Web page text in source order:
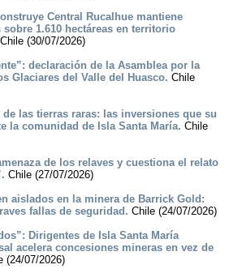
Central Rucalhue mantiene
1.610 hectáreas en territorio
Chile (30/07/2026)
declaración de la Asamblea por la
Glaciares del Valle del Huasco. Chile
de las tierras raras: las inversiones que su
la comunidad de Isla Santa María. Chile
de los relaves y cuestiona el relato
Chile (27/07/2026)
aislados en la minera de Barrick Gold:
fallas de seguridad. Chile (24/07/2026)
Dirigentes de Isla Santa María
acelera concesiones mineras en vez de
(24/07/2026)